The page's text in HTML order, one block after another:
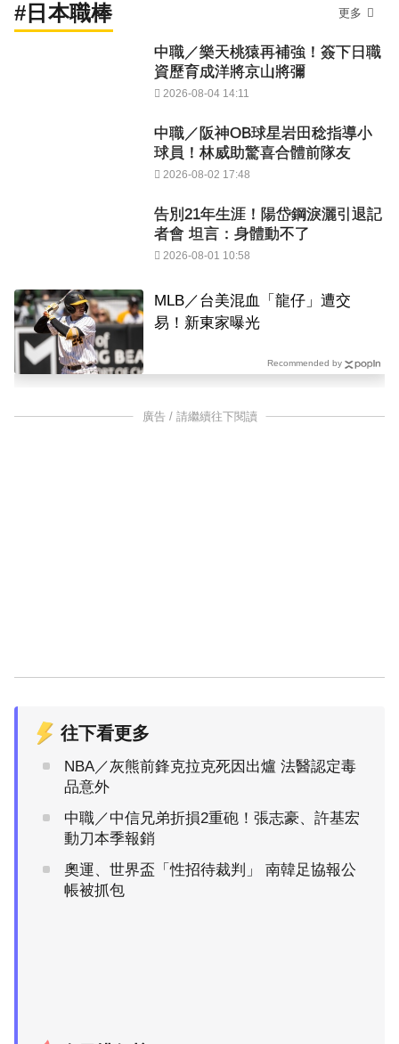
#日本職棒 更多
中職／樂天桃猿再補強！簽下日職
資歷育成洋將京山將彌
2026-08-04 14:11
中職／阪神OB球星岩田稔指導小
球員！林威助驚喜合體前隊友
2026-08-02 17:48
告別21年生涯！陽岱鋼淚灑引退記
者會 坦言：身體動不了
2026-08-01 10:58
MLB／台美混血「龍仔」遭交
易！新東家曝光
Recommended by
廣告 / 請繼續往下閱讀
往下看更多
NBA／灰熊前鋒克拉克死因出爐 法醫認定毒
品意外
中職／中信兄弟折損2重砲！張志豪、許基宏
動刀本季報銷
奧運、世界盃「性招待裁判」 南韓足協報公
帳被抓包